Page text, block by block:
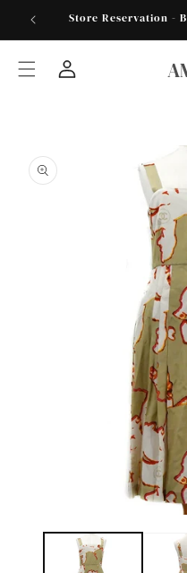
跳到内
容
Store Reservation -
跳至产
品信息